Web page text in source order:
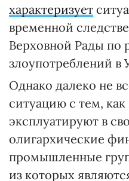
характеризует
временной
Верховной Рады по
злоупотреблений
Однако далеко не
ситуацию с тем,
эксплуатируют в
олигархические
промышленные
из которых